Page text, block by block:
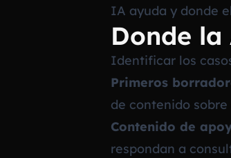
IA ayuda y donde
Donde
Identificar los
Primeros
de contenido
Contenido de
respondan a